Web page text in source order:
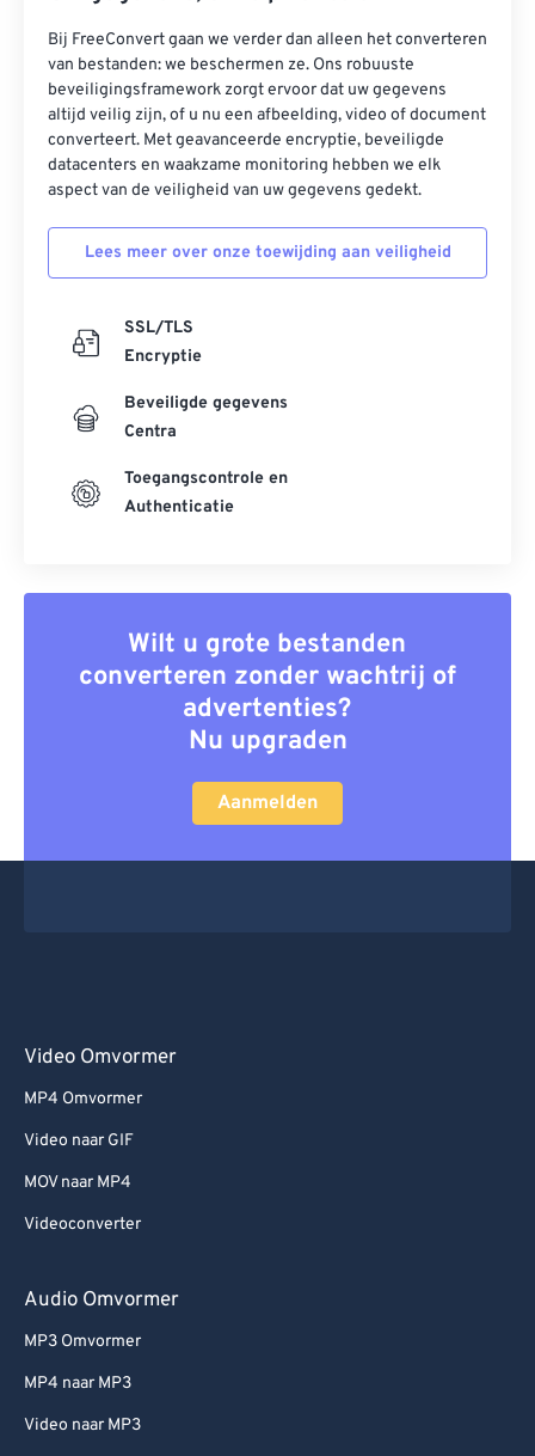
Bij FreeConvert gaan we verder dan alleen het converteren
van bestanden: we beschermen ze. Ons robuuste
beveiligingsframework zorgt ervoor dat uw gegevens
altijd veilig zijn, of u nu een afbeelding, video of document
converteert. Met geavanceerde encryptie, beveiligde
datacenters en waakzame monitoring hebben we elk
aspect van de veiligheid van uw gegevens gedekt.
Lees meer over onze toewijding aan veiligheid
SSL/TLS
Encryptie
Beveiligde gegevens
Centra
Toegangscontrole en
Authenticatie
Wilt u grote bestanden
converteren zonder wachtrij of
advertenties?
Nu upgraden
Aanmelden
Video Omvormer
MP4 Omvormer
Video naar GIF
MOV naar MP4
Videoconverter
Audio Omvormer
MP3 Omvormer
MP4 naar MP3
Video naar MP3